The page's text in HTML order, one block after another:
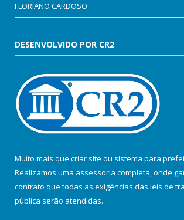
FLORIANO CARDOSO
DESENVOLVIDO POR CR2
Muito mais que criar site ou sistema para
Realizamos uma assessoria completa, onde
contrato que todas as exigências das leis de
pública serão atendidas.